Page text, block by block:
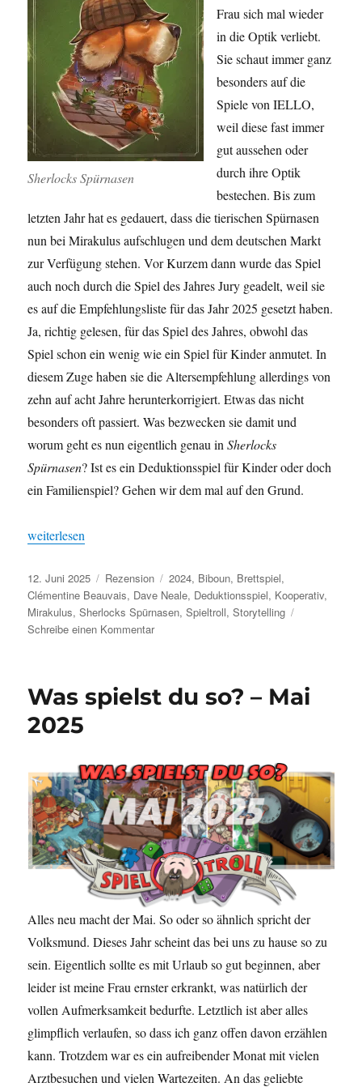
Sherlocks Spürnasen
Frau sich mal wieder
in die Optik verliebt.
Sie schaut immer ganz
besonders auf die
Spiele von IELLO,
weil diese fast immer
gut aussehen oder
durch ihre Optik
bestechen. Bis zum
letzten Jahr hat es gedauert, dass die tierischen Spürnasen
nun bei Mirakulus aufschlugen und dem deutschen Markt
zur Verfügung stehen. Vor Kurzem dann wurde das Spiel
auch noch durch die Spiel des Jahres Jury geadelt, weil sie
es auf die Empfehlungsliste für das Jahr 2025 gesetzt haben.
Ja, richtig gelesen, für das Spiel des Jahres, obwohl das
Spiel schon ein wenig wie ein Spiel für Kinder anmutet. In
diesem Zuge haben sie die Altersempfehlung allerdings von
zehn auf acht Jahre herunterkorrigiert. Etwas das nicht
besonders oft passiert. Was bezwecken sie damit und
worum geht es nun eigentlich genau inSherlocks
Spürnasen? Ist es ein Deduktionsspiel für Kinder oder doch
ein Familienspiel? Gehen wir dem mal auf den Grund.
„Sherlocks Spürnasen – Tierische Detektive“
weiterlesen
Veröffentlicht
am
12. Juni 2025 Kategorien
Rezension Schlagwörter
2024, Biboun, Brettspiel,
Clémentine Beauvais, Dave Neale, Deduktionsspiel, Kooperativ,
Mirakulus,Sherlocks Spürnasen,Spieltroll,Storytelling
Schreibe einen Kommentarzu
Tierische
Was spielst du so? – Mai
2025
Alles neu macht der Mai. So oder so ähnlich spricht der
Volksmund. Dieses Jahr scheint das bei uns zu hause so zu
sein. Eigentlich sollte es mit Urlaub so gut beginnen, aber
leider ist meine Frau ernster erkrankt, was natürlich der
vollen Aufmerksamkeit bedurfte. Letztlich ist aber alles
glimpflich verlaufen, so dass ich ganz offen davon erzählen
kann. Trotzdem war es ein aufreibender Monat mit vielen
Arztbesuchen und vielen Wartezeiten. An das geliebte